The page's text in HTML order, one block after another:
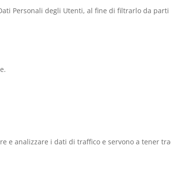
Personali degli Utenti, al fine di filtrarlo da
e analizzare i dati di traffico e servono a tener